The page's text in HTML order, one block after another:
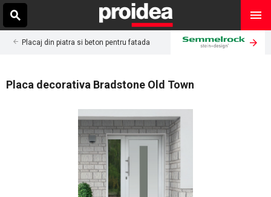
Placaj din piatra si beton pentru fatada
Placa decorativa Bradstone Old Town